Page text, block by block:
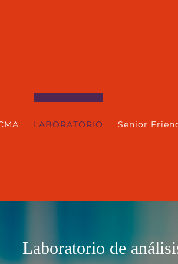
LABORATORIO Senior
Laboratorio de